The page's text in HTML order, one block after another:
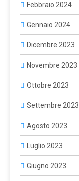
Febbraio 2024
Gennaio 2024
Dicembre 2023
Novembre 2023
Ottobre 2023
Settembre 2023
Agosto 2023
Luglio 2023
Giugno 2023